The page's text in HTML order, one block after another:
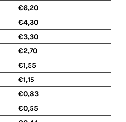
€6,20
€4,30
€3,30
€2,70
€1,55
€1,15
€0,83
€0,55